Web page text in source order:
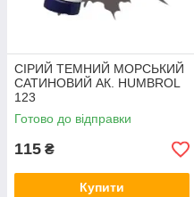
СІРИЙ ТЕМНИЙ МОРСЬКИЙ
САТИНОВИЙ АК. HUMBROL
123
Готово до відправки
115 ₴
Купити